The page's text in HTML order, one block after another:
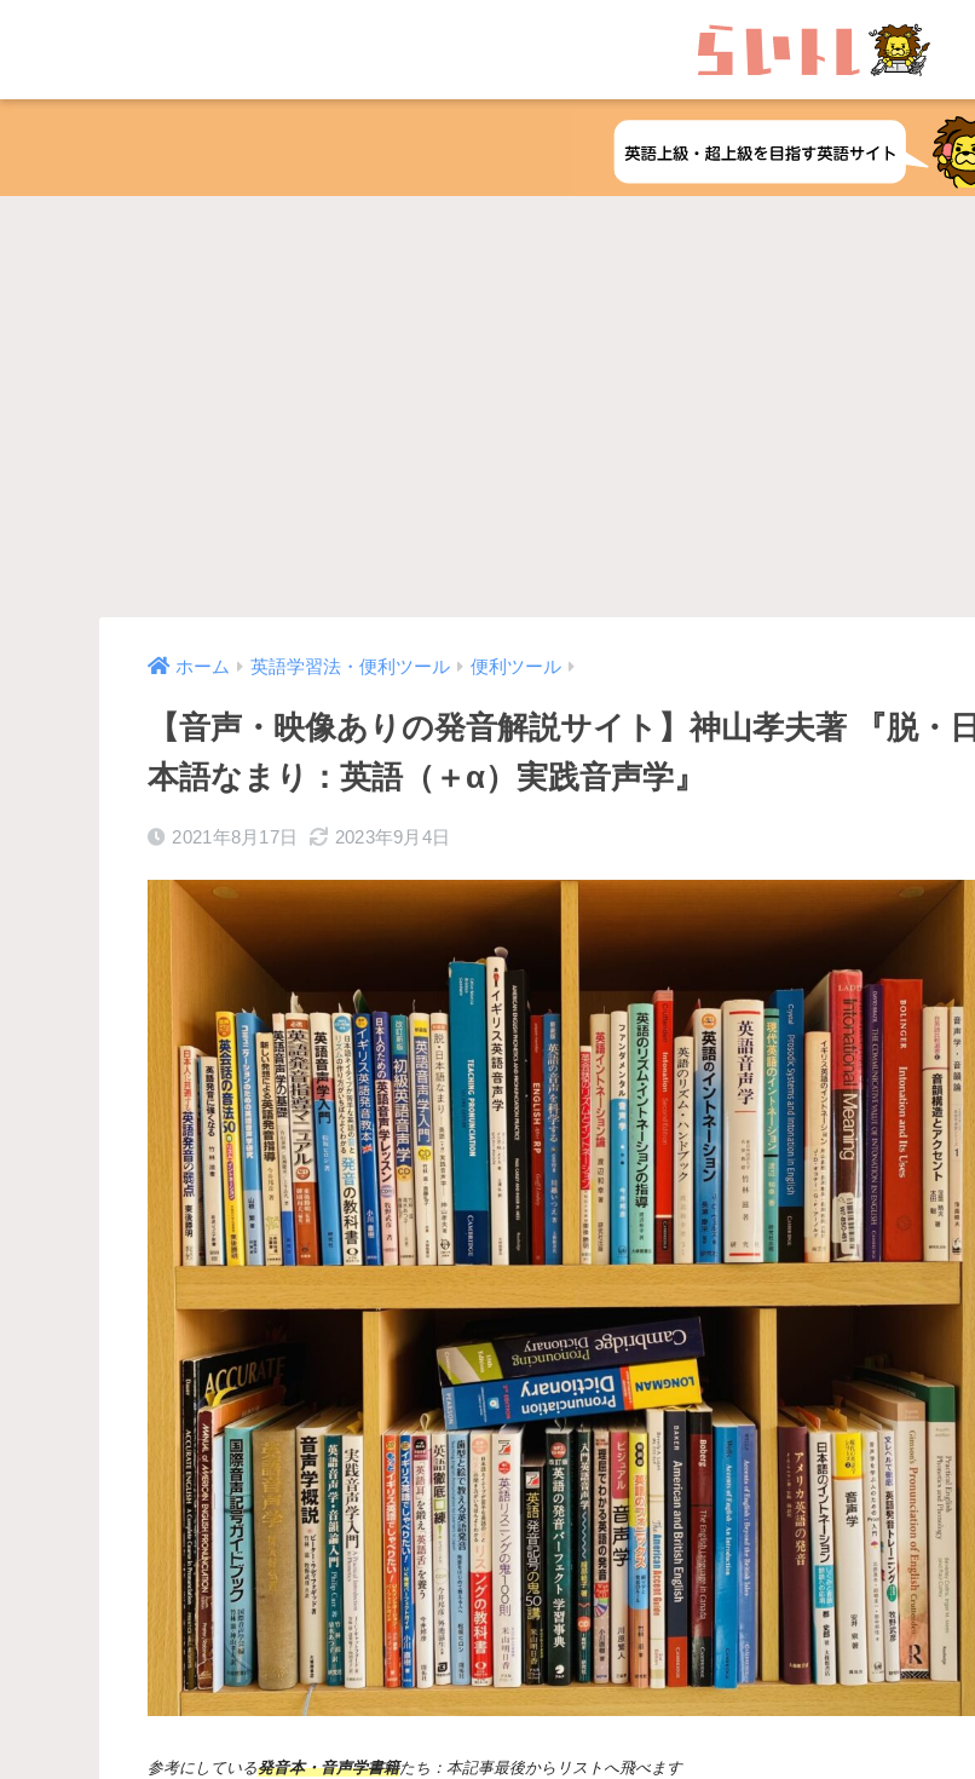
ホーム 英語学習法・便利ツール 便利ツール
【音声・映像ありの発音解説サイト】神山孝夫著 『脱・日
本語なまり：英語（＋α）実践音声学』
2021年8月17日 2023年9月4日
参考にしている発音本・音声学書籍たち：本記事最後からリストへ飛べます